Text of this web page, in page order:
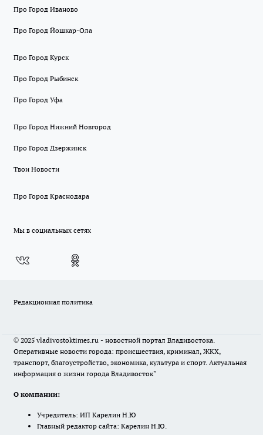
Про Город Иваново
Про Город Йошкар-Ола
Про Город Курск
Про Город Рыбинск
Про Город Уфа
Про Город Нижний Новгород
Про Город Дзержинск
Твои Новости
Про Город Краснодара
Мы в социальных сетях
Редакционная политика
© 2025 vladivostoktimes.ru - новостной портал Владивостока.
Оперативные новости города: происшествия, криминал, ЖКХ,
транспорт, благоустройство, экономика, культура и спорт. Актуальная
информация о жизни города Владивосток"
О компании:
Учредитель: ИП Карелин Н.Ю
Главный редактор сайта: Карелин Н.Ю.